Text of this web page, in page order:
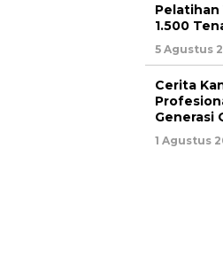
Pelatihan
1.500
5 Agustus
Cerita
Generasi
1 Agustus